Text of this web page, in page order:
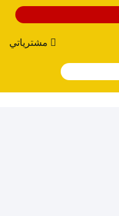
مشترياتي